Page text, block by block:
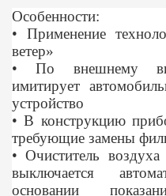
Особенности:
• Применение
ветер»
• По внешнему
имитирует
устройство
• В конструкцию
требующие замены
• Очиститель
выключается
основании